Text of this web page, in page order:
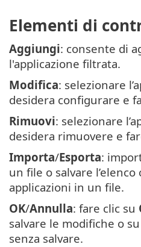
Elementi di
Aggiungi: consente di
l'applicazione filtrata.
Modifica: selezionare
desidera configurare e
Rimuovi: selezionare
desidera rimuovere e
Importa/Esporta:
un file o salvare
applicazioni in un file.
OK/Annulla: fare clic su
salvare le modifiche o su
senza salvare.